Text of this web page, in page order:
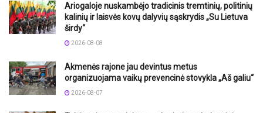
Ariogaloje nuskambėjo tradicinis tremtinių, politinių
kalinių ir laisvės kovų dalyvių sąskrydis „Su Lietuva
širdy“
2026-08-08
Akmenės rajone jau devintus metus
organizuojama vaikų prevencinė stovykla „Aš galiu“
2026-08-07